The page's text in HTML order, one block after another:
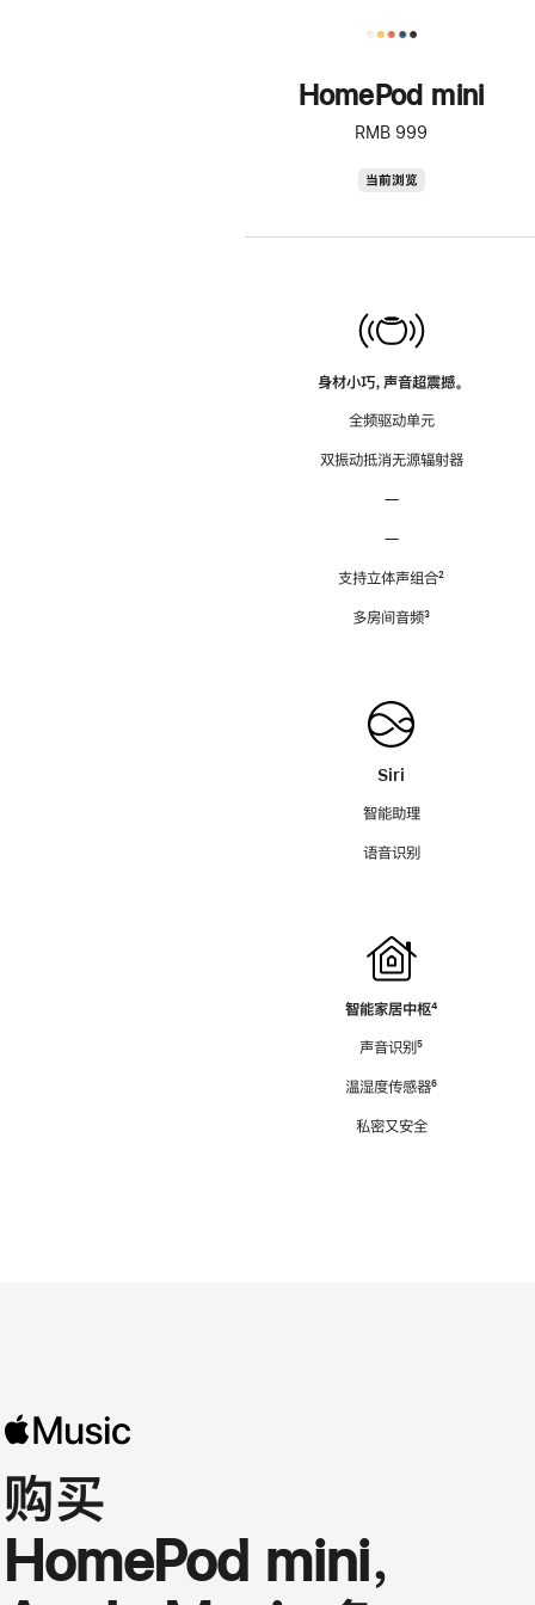
HomePod mini
RMB 999
当前浏览
身材小巧，声音超震撼。
全频驱动单元
双振动抵消无源辐射器
—
—
支持立体声组合脚
²
多房间音频脚
³
Siri
智能助理
语音识别
智能家居中枢脚
⁴
声音识别脚
⁵
温湿度传感器脚
⁶
私密又安全
购买
HomePod mini，